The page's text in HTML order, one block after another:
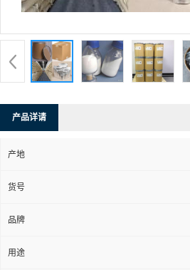
产品详请
产地
货号
品牌
用途